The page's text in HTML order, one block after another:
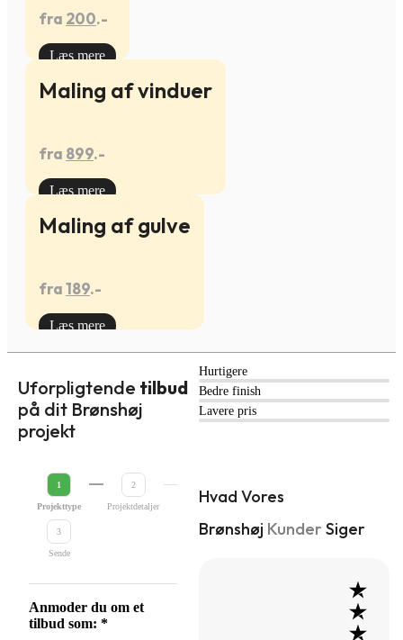
fra 200.-
Læs mere
Maling af vinduer
fra 899.-
Læs mere
Maling af gulve
fra189.-
Læs mere
Uforpligtende tilbud
på dit Brønshøj
projekt
1
Projekttype
2
Projektdetaljer
3
Sende
Anmoder du om et
tilbud som: *
Hurtigere
Bedre finish
Lavere pris
Hvad Vores
Brønshøj Kunder Siger